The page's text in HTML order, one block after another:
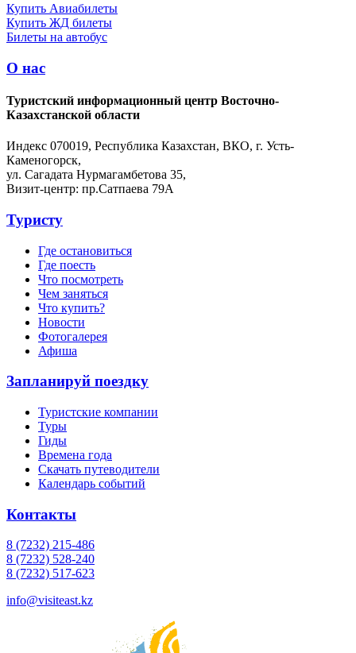
Купить Авиабилеты
Купить ЖД билеты
Билеты на автобус
О нас
Туристский информационный центр Восточно-
Казахстанской области
Индекс 070019, Республика Казахстан, ВКО, г. Усть-
Каменогорск,
ул. Сагадата Нурмагамбетова 35,
Визит-центр: пр.Сатпаева 79А
Туристу
Где остановиться
Где поесть
Что посмотреть
Чем заняться
Что купить?
Новости
Фотогалерея
Афиша
Запланируй поездку
Туристские компании
Туры
Гиды
Времена года
Скачать путеводители
Календарь событий
Контакты
8 (7232) 215-486
8 (7232) 528-240
8 (7232) 517-623
info@visiteast.kz